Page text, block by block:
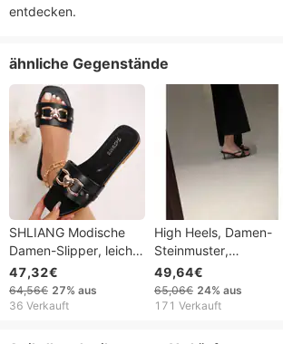
entdecken.
ähnliche Gegenstände
SHLIANG Modische
Damen-Slipper, leichte
flache Sandalen mit
Metallverzierung,
Freizeitschuhe,
Slipper,
47,32€
64,56€ 27% aus
36 Verkauft
High Heels, Damen-
Steinmuster,
schwarzes Lackleder,
goldene Schnalle,
freiliegender gerader
Zehenpartie, vielseitig
49,64€
65,06€ 24% aus
171 Verkauft